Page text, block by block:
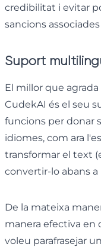
credibilitat i evitar
sancions
Suport
El millor que
CudekAI és el seu
funcions per donar
idiomes, com ara
transformar el text
convertir-lo abans a
De la mateixa
manera efectiva en
voleu parafrasejar